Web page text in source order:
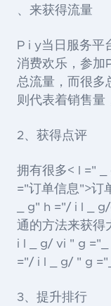
、来获得流量
P i y当日服务平
消费欢乐，参加
总流量，而很多
则代表着销售量
2、获得点评
拥有很多< l ="
="订单信息">订
_ g" h ="/ i l _
通的方法来获得
i l _ g/ vi " g ="_
="/ i l _ g/ " g
3、提升排行